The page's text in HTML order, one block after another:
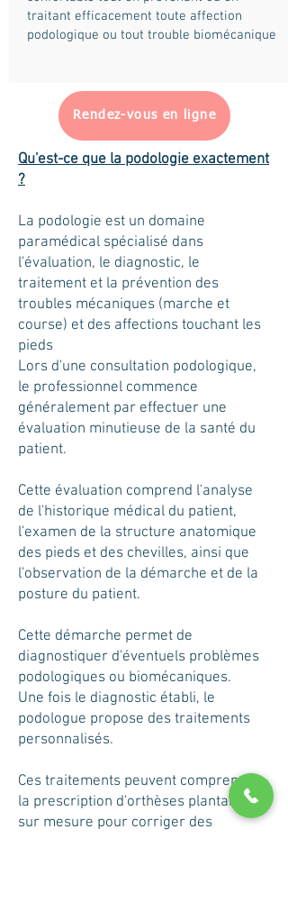
traitant efficacement toute affection
podologique ou tout trouble biomécanique
Rendez-vous en ligne
Qu'est-ce que la podologie exactement
?
La podologie est un domaine
paramédical spécialisé dans
l'évaluation, le diagnostic, le
traitement et la prévention des
troubles mécaniques (marche et
course) et des affections touchant les
pieds
Lors d'une consultation podologique,
le professionnel commence
généralement par effectuer une
évaluation minutieuse de la santé du
patient.
Cette évaluation comprend l'analyse
de l'historique médical du patient,
l'examen de la structure anatomique
des pieds et des chevilles, ainsi que
l'observation de la démarche et de la
posture du patient.
Cette démarche permet de
diagnostiquer d'éventuels problèmes
podologiques ou biomécaniques.
Une fois le diagnostic établi, le
podologue propose des traitements
personnalisés.
Ces traitements peuvent comprendre
la prescription d'orthèses plantaires
sur mesure pour corriger des